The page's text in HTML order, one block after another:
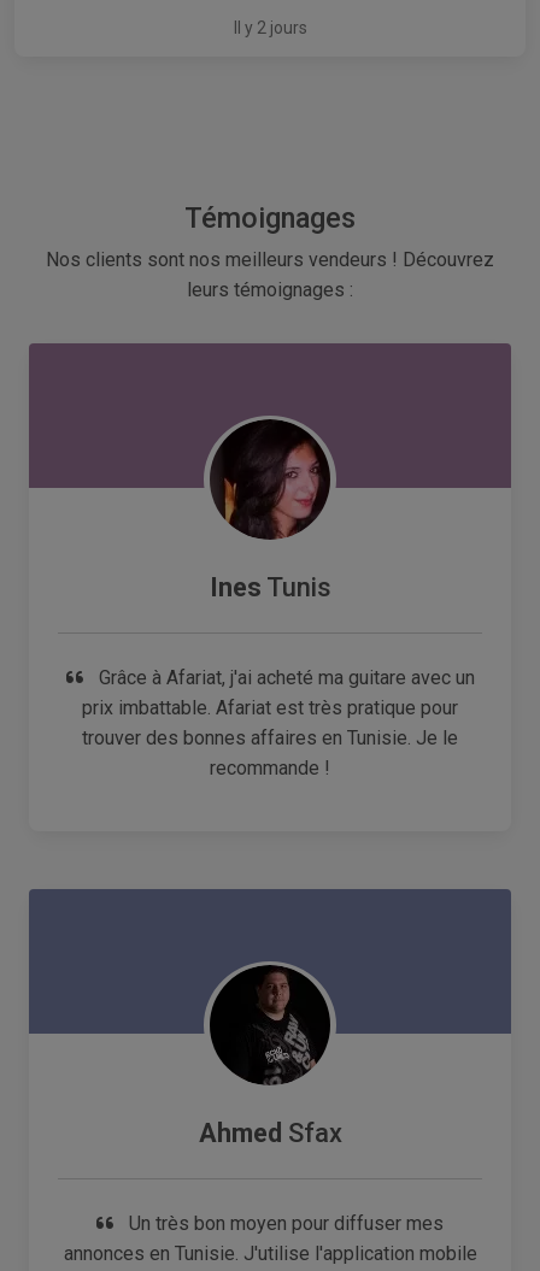
Il y 2 jours
Témoignages
Nos clients sont nos meilleurs vendeurs ! Découvrez
leurs témoignages :
Ines Tunis
Grâce à Afariat, j'ai acheté ma guitare avec un
prix imbattable. Afariat est très pratique pour
trouver des bonnes affaires en Tunisie. Je le
recommande !
Ahmed Sfax
Un très bon moyen pour diffuser mes
annonces en Tunisie. J'utilise l'application mobile